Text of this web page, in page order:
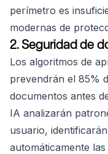
perímetro es
modernas de
2. Seguridad de
Los algoritmos de
prevendrán el 85%
documentos antes
IA analizarán
usuario,
automáticamente